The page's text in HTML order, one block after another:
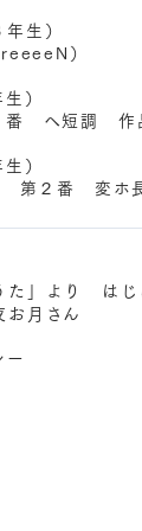
生）
）
）
ヘ短調 作品
）
番 変ホ長
」より はじ
月さん